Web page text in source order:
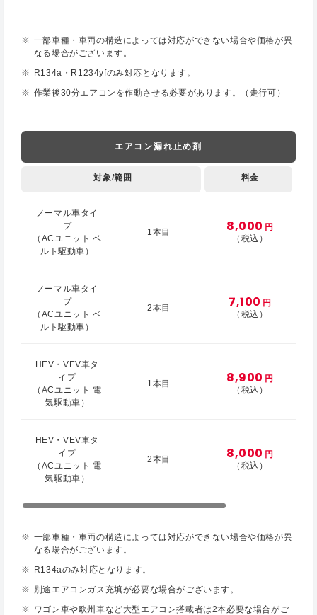
一部車種・車両の構造によっては対応ができない場合や価格が異
なる場合がございます。
R134a・R1234yfのみ対応となります。
作業後30分エアコンを作動させる必要があります。（走行可）
エアコン漏れ止め剤
対象/範囲 料金
ノーマル車タイ
プ
（ACユニット ベ
ルト駆動車）
1本目 8,000 円
（税込）
ノーマル車タイ
プ
（ACユニット ベ
ルト駆動車）
2本目 7,100 円
（税込）
HEV・VEV車タ
イプ
（ACユニット 電
気駆動車）
1本目 8,900 円
（税込）
HEV・VEV車タ
イプ
（ACユニット 電
気駆動車）
2本目 8,000 円
（税込）
一部車種・車両の構造によっては対応ができない場合や価格が異
なる場合がございます。
R134aのみ対応となります。
別途エアコンガス充填が必要な場合がございます。
ワゴン車や欧州車など大型エアコン搭載者は2本必要な場合がご